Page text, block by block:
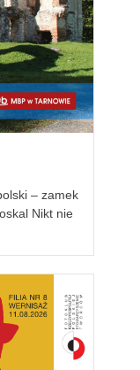
– zamek
Nikt nie